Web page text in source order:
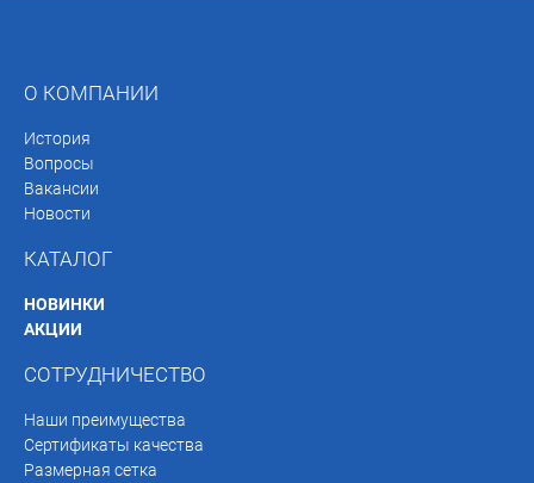
О КОМПАНИИ
История
Вопросы
Вакансии
Новости
КАТАЛОГ
НОВИНКИ
АКЦИИ
СОТРУДНИЧЕСТВО
Наши преимущества
Сертификаты качества
Размерная сетка